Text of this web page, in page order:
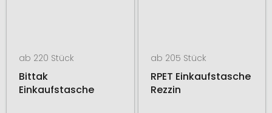
ab 220 Stück
Bittak
Einkaufstasche
ab 205 Stück
RPET Einkaufstasche
Rezzin